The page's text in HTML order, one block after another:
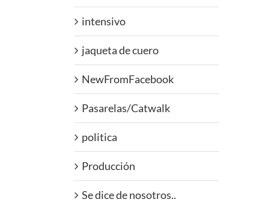
intensivo
jaqueta de cuero
NewFromFacebook
Pasarelas/Catwalk
politica
Producción
Se dice de nosotros..